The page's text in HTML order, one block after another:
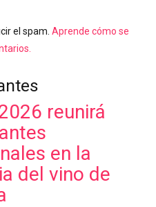
el spam. Aprende cómo se
reunirá
en la
del vino de